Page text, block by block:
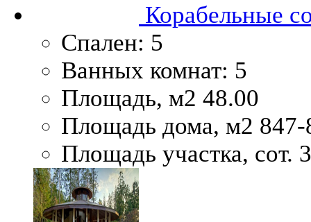
Корабельные
Спален: 5
Ванных комнат: 5
Площадь, м2 48.00
Площадь дома, м2
Площадь участка, сот.